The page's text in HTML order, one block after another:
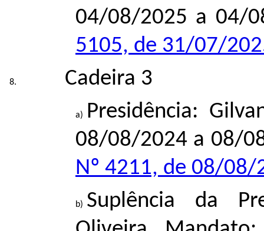
04/08/2025 a 04/
5105, de 31/07/
Cadeira 3
Presidência:
08/08/2024 a 08/
Nº 4211, de 08/08/
Suplência da